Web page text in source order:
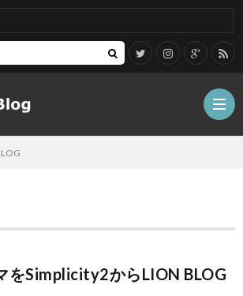
記
Tips
ガ
をSimplicity2からLION BLOG